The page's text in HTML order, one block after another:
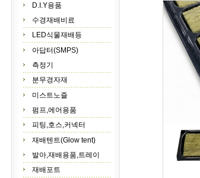
D.I.Y용품
수경재배비료
LED식물재배등
아답터(SMPS)
측정기
분무경자재
미스트노즐
펌프,에어용품
피팅,호스,커넥터
재배텐트(Glow tent)
발아,재배용품,트레이
재배포트